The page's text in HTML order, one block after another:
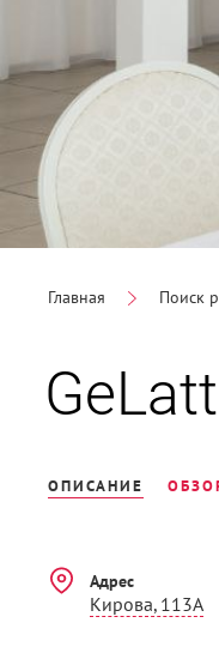
Главная Поиск
ОПИСАНИЕ
Адрес
Кирова, 113А